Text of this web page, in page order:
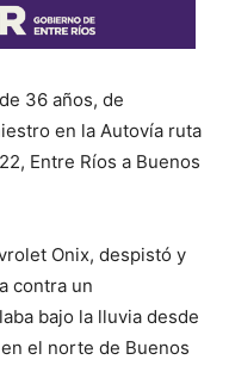
36 años, de
en la Autovía ruta
Entre Ríos a Buenos
Onix, despistó y
contra un
bajo la lluvia desde
el norte de Buenos